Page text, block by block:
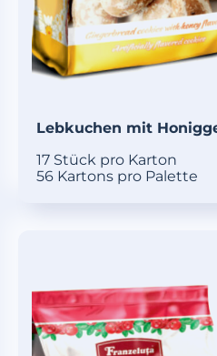
Lebkuchen mit
17 Stück pro Karton
56 Kartons pro Palette